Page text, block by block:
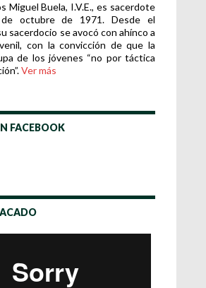
Miguel Buela, I.V.E., es sacerdote
octubre de 1971. Desde el
sacerdocio se avocó con ahínco a
con la convicción de que la
de los jóvenes “no por táctica
Ver más
FACEBOOK